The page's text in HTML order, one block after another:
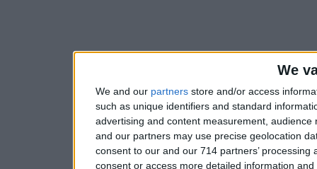
We
We and our partners store and/or access
such as unique identifiers and standard
advertising and content measurement,
and our partners may use precise geolocation
consent to our and our 714 partners’
consent or access more detailed information